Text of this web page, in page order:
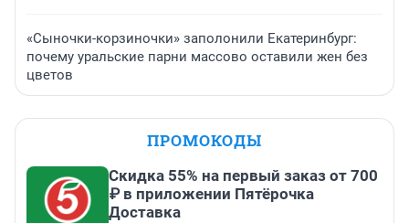
«Сыночки-корзиночки» заполонили Екатеринбург:
почему уральские парни массово оставили жен без
цветов
ПРОМОКОДЫ
Скидка 55% на первый заказ от 700
₽ в приложении Пятёрочка
Доставка